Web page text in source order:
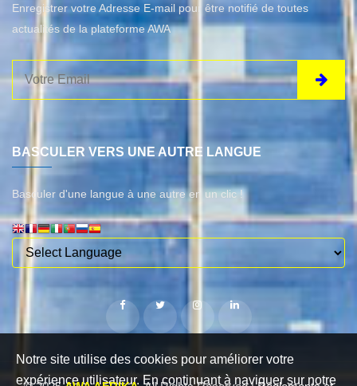
Notre site utilise des cookies pour améliorer votre
expérience utilisateur. En continuant à naviguer sur notre
Enregistrer votre Adresse E-mail pour être notifié de toutes
actualités de la plateforme AWA
BASCULER VERS UNE AUTRE LANGUE
Basculer d'une langue à une autre en un clic !